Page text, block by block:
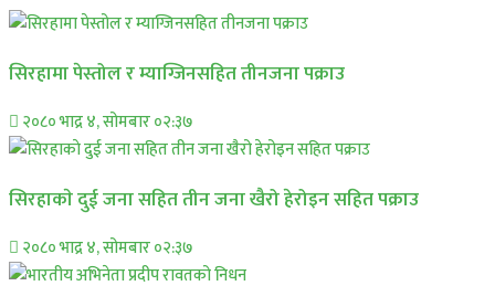
सिरहामा पेस्तोल र म्याग्जिनसहित तीनजना पक्राउ
२०८० भाद्र ४, सोमबार ०२:३७
सिरहाकाे दुई जना सहित तीन जना खैरो हेरोइन सहित पक्राउ
२०८० भाद्र ४, सोमबार ०२:३७